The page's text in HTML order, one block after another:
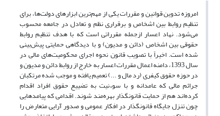
امروزه تدوین قوانین و مقررات یکی از مهمترین ابزارهای دولتها، برای
تنظیم روابط بین اشخاص و برقراری نظم و تعادل در جامعه محسوب
میشود. نهاد اعسار ازجمله مقرراتی است که با هدف تنظیم روابط
حقوقی بین اشخاص (دائن و مدیون) و با دیدگاهی حمایتی پیشبینی
شده است. اخیراً با تصویب قانون نحوه اجرای محکومیتهای مالیدر
سال139
3 ، دامنه اعمال مقررات اعسار به خارج از روابط دائن و مدیون و
در حوزه حقوق کیفری (رد مال و ...) تعمیمیافته و موجب شده مرتکبان
جرائم مالی که عامدانه و با سوءنیت به تضییع حقوق افراد اقدام
کردهاند هم از حمایت قانونگذار بهرهمندشوند. اقدامی که پیامدهایی
چون تنزل جایگاه قانونگذار در افکار عمومی و صدور آرایی متعارضرا